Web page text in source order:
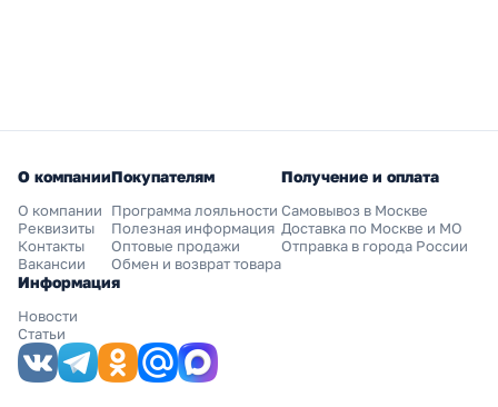
О компании
О компании
Реквизиты
Контакты
Вакансии
Покупателям
Программа лояльности
Полезная информация
Оптовые продажи
Обмен и возврат товара
Получение и оплата
Самовывоз в Москве
Доставка по Москве и МО
Отправка в города России
Информация
Новости
Статьи